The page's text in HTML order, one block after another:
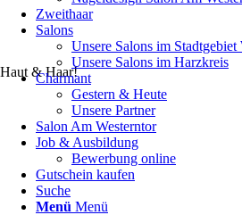
Haut & Haar!
Zweithaar
Salons
Unsere Salons im Stadtgebiet
Unsere Salons im Harzkreis
Charmant
Gestern & Heute
Unsere Partner
Salon Am Westerntor
Job & Ausbildung
Bewerbung online
Gutschein kaufen
Suche
Menü Menü